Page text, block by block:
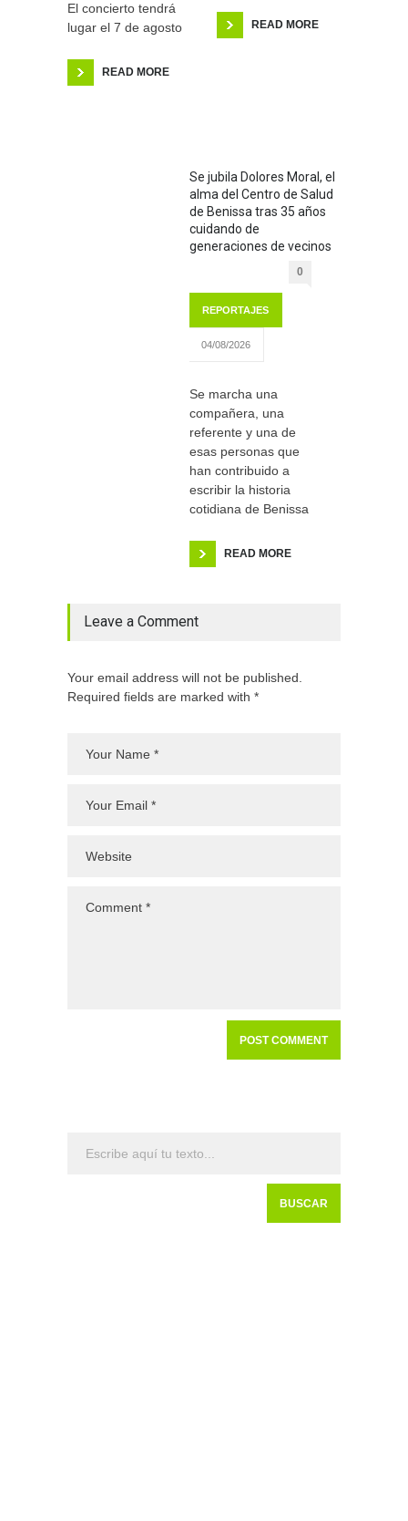
El concierto tendrá
lugar el 7 de agosto
READ MORE
READ MORE
Se jubila Dolores Moral, el
alma del Centro de Salud
de Benissa tras 35 años
cuidando de
generaciones de vecinos
0
REPORTAJES
04/08/2026
Se marcha una
compañera, una
referente y una de
esas personas que
han contribuido a
escribir la historia
cotidiana de Benissa
READ MORE
Leave a Comment
Your email address will not be published.
Required fields are marked with *